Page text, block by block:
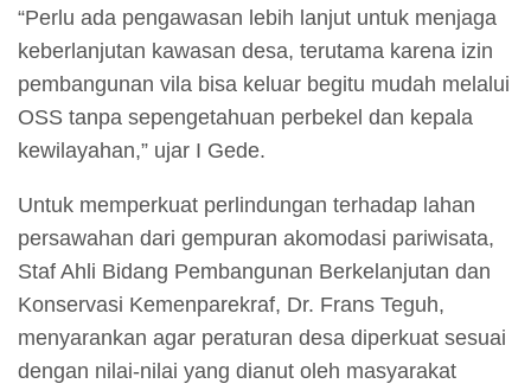
“Perlu ada pengawasan lebih lanjut untuk menjaga
keberlanjutan kawasan desa, terutama karena izin
pembangunan vila bisa keluar begitu mudah melalui
OSS tanpa sepengetahuan perbekel dan kepala
kewilayahan,” ujar I Gede.
Untuk memperkuat perlindungan terhadap lahan
persawahan dari gempuran akomodasi pariwisata,
Staf Ahli Bidang Pembangunan Berkelanjutan dan
Konservasi Kemenparekraf, Dr. Frans Teguh,
menyarankan agar peraturan desa diperkuat sesuai
dengan nilai-nilai yang dianut oleh masyarakat